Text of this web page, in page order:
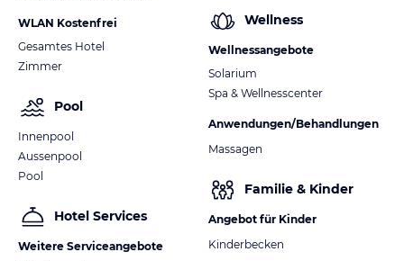
WLAN Kostenfrei
Gesamtes Hotel
Zimmer
Pool
Innenpool
Aussenpool
Pool
Hotel Services
Weitere Serviceangebote
Wellness
Wellnessangebote
Solarium
Spa & Wellnesscenter
Anwendungen/Behandlungen
Massagen
Familie & Kinder
Angebot für Kinder
Kinderbecken